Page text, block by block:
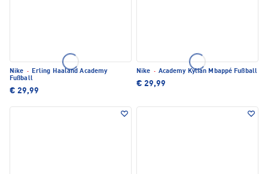
Nike · Erling Haaland Academy
Fußball
€ 29,99
Nike · Academy Kylian Mbappé Fußball
€ 29,99